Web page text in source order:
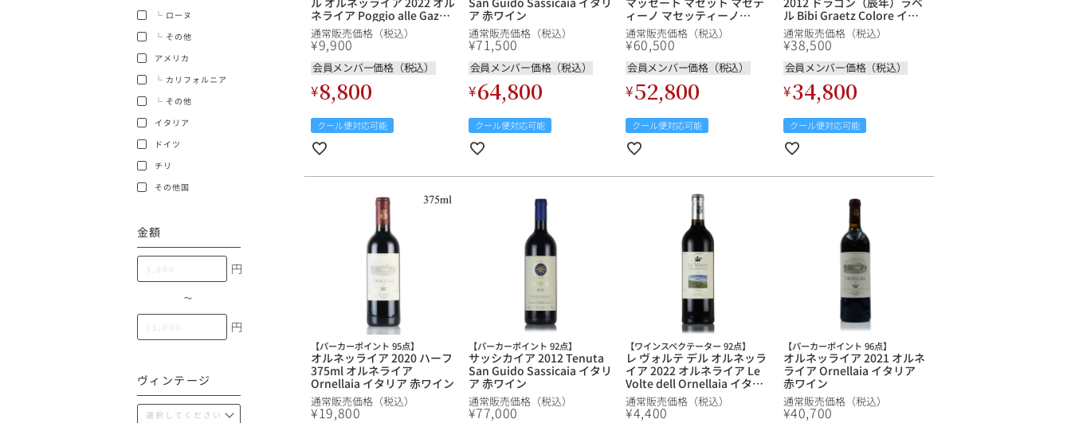
DRC ルロワ
ラフィット ペトリュス
ボルドー シャンパーニュ
ローヌ
アメリカ カリフォルニア
赤ワイン 白ワイン
スパークリング ロゼワイン
ワインセット
価格帯から探す
10,000円〜39,999円
40,000円〜79,999円
80,000円〜99,999円
100,000円〜199,999円
200,000円〜499,999円
500,000円〜
お得な情報を受け取る
お問い合わせ
└ ローヌ
└ その他
アメリカ
└ カリフォルニア
└ その他
イタリア
ドイツ
チリ
その他国
金額
円
〜
円
ヴィンテージ
ネライア Poggio alle Gazze
dell Ornellaia イタリア 白ワ
イン
通常販売価格（税込）
¥9,900
会員メンバー価格（税込）
¥8,800
クール便対応可能
ア 赤ワイン
通常販売価格（税込）
¥71,500
会員メンバー価格（税込）
¥64,800
クール便対応可能
ィーノ マセッティーノ
Ornellaia Massetino イタリ
ア 赤ワイン
通常販売価格（税込）
¥60,500
会員メンバー価格（税込）
¥52,800
クール便対応可能
ル Bibi Graetz Colore イタ
リア 赤ワイン
通常販売価格（税込）
¥38,500
会員メンバー価格（税込）
¥34,800
クール便対応可能
【パーカーポイント 95点】
オルネッライア 2020 ハーフ
375ml オルネライア
Ornellaia イタリア 赤ワイン
通常販売価格（税込）
¥19,800
【パーカーポイント 92点】
サッシカイア 2012 Tenuta
San Guido Sassicaia イタリ
ア 赤ワイン
通常販売価格（税込）
¥77,000
【ワインスペクテーター 92点】
レ ヴォルテ デル オルネッラ
イア 2022 オルネライア Le
Volte dell Ornellaia イタリ
ア 赤ワイン
通常販売価格（税込）
¥4,400
【パーカーポイント 96点】
オルネッライア 2021 オルネ
ライア Ornellaia イタリア
赤ワイン
通常販売価格（税込）
¥40,700